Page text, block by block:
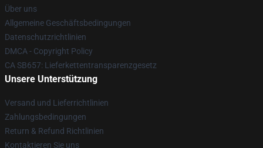
Über uns
Allgemeine Geschäftsbedingungen
Datenschutzrichtlinien
DMCA - Copyright Policy
CA SB657: Lieferkettentransparenzgesetz
Unsere Unterstützung
Versand und Lieferrichtlinien
Zahlungsbedingungen
Return & Refund Richtlinien
Kontaktieren Sie uns